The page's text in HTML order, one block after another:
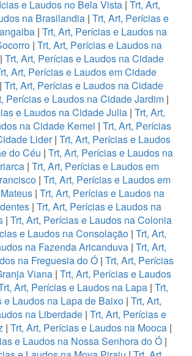
e Laudos no Bela Vista| Trt, Art,
na Brasilandia | Trt, Art, Perícias e
| Trt, Art, Perícias e Laudos na
| Trt, Art, Perícias e Laudos na
| Trt, Art, Perícias e Laudos na Cidade
Art, Perícias e Laudos em Cidade
| Trt, Art, Perícias e Laudos na Cidade
Perícias e Laudos na Cidade Jardim|
e Laudos na Cidade Julia | Trt, Art,
na Cidade Kemel | Trt, Art, Perícias
Lider| Trt, Art, Perícias e Laudos
do Céu | Trt, Art, Perícias e Laudos na
| Trt, Art, Perícias e Laudos em
| Trt, Art, Perícias e Laudos em
| Trt, Art, Perícias e Laudos na
| Trt, Art, Perícias e Laudos na
| Trt, Art, Perícias e Laudos na Colonia
e Laudos na Consolação | Trt, Art,
na Fazenda Aricanduva| Trt, Art,
na Freguesia do Ó| Trt, Art, Perícias
Viana | Trt, Art, Perícias e Laudos
Art, Perícias e Laudos na Lapa| Trt,
e Laudos na Lapa de Baixo | Trt, Art,
na Liberdade | Trt, Art, Perícias e
| Trt, Art, Perícias e Laudos na Mooca|
e Laudos na Nossa Senhora do Ó|